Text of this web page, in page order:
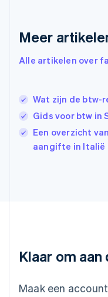
Meer
Alle artikelen over
Wat zijn de btw-
Gids voor btw in
Een overzicht
aangifte in Italië
Klaar om
Maak een
English
English
Ierland
India
English
Italië
Litouwen
Luxemburg